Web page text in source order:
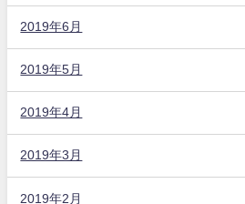
2019年6月
2019年5月
2019年4月
2019年3月
2019年2月